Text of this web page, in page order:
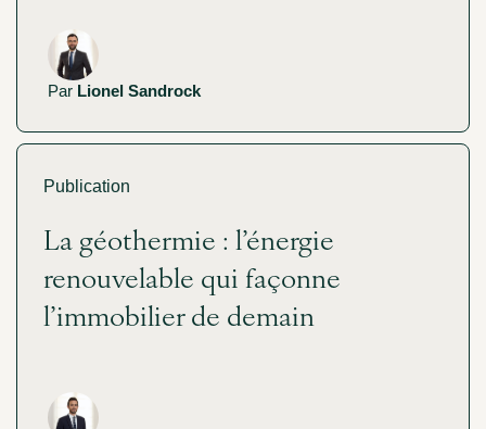
Par Lionel Sandrock
Publication
La géothermie : l’énergie
renouvelable qui façonne
l’immobilier de demain